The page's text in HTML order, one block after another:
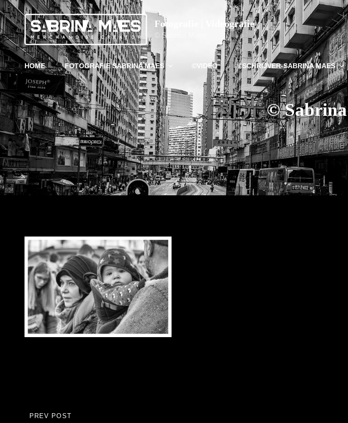
Fotografie | Videografie
© Sabrina Maes
HOME FOTOGRAFIE SABRINA MAES ©VIDEO ©SCHRIJVER-SABRINA MAES
©
Bericht
PREVIOUS
PREV POST